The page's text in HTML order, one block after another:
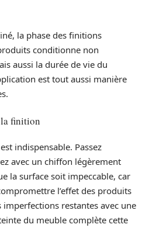
la phase des finitions
conditionne non
aussi la durée de vie du
est tout aussi manière
finition
indispensable. Passez
avec un chiffon légèrement
la surface soit impeccable, car
l’effet des produits
restantes avec une
du meuble complète cette